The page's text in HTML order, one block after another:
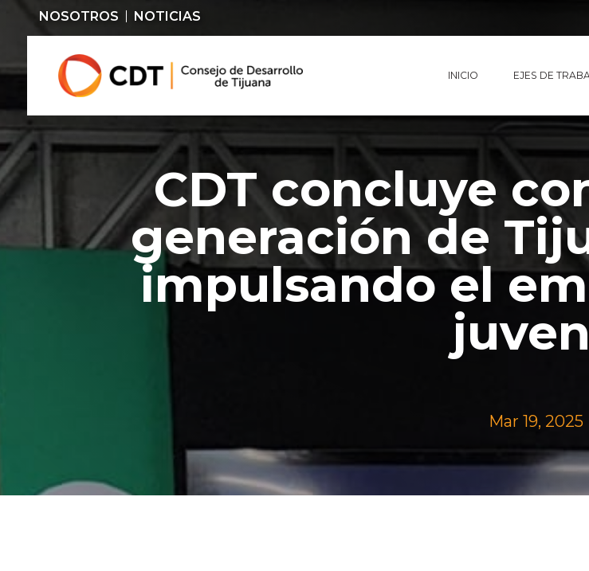
NOSOTROS NOTICIAS
INICIO EJES DE
CDT concluye
generación de
impulsando el
Mar 19, 2025